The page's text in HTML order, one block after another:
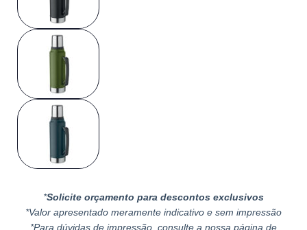
*Solicite orçamento para descontos exclusivos
*Valor apresentado meramente indicativo e sem impressão
*Para dúvidas de impressão, consulte a nossa página de